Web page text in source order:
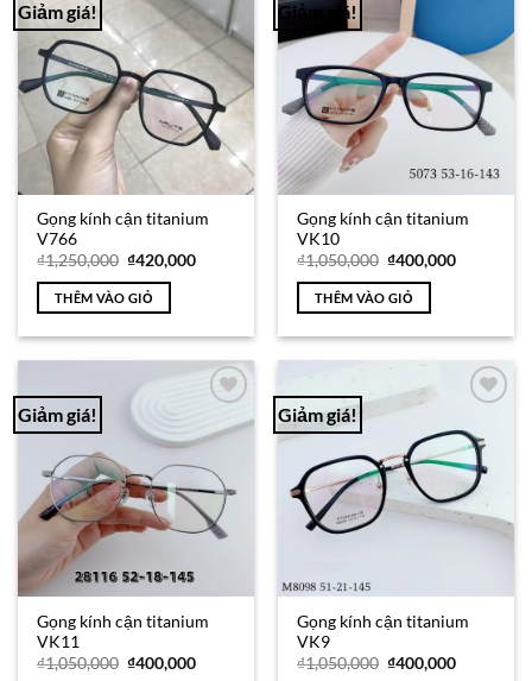
Giảm giá!
Add to
Wishlist
Gọng kính cận titanium
V766
₫1,250,000 Giá
là:
₫1,250,000.
₫420,000Giá
THÊM VÀO GIỎ
Giảm giá!
Gọng kính cận titanium
VK10
₫1,050,000 Giá
là:
₫1,050,000.
₫400,000Giá
THÊM VÀO GIỎ
Giảm giá!
Wishlist
Gọng kính cận titanium
VK11
₫1,050,000 Giá
₫400,000Giá
Giảm giá!
Wishlist
Gọng kính cận titanium
VK9
₫1,050,000 Giá
₫400,000Giá